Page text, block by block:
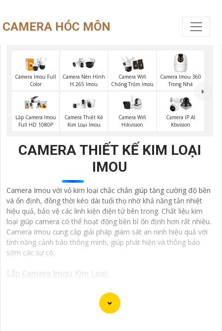
CAMERA HÓC MÔN
Camera Imou Full
Color
Camera Nén Hình
H.265 Imou
Camera Wifi
Chống Trộm Imou
Camera Imou 360
Trong Nhà
Lắp Camera Imou
Full HD 1080P
Camera Thiết Kế
Kim Loại Imou
Camera Wifi
Hikvision
Camera IP AI
Kbvision
CAMERA THIẾT KẾ KIM LOẠI
IMOU
Camera Imou với vỏ kim loại chắc chắn giúp tăng cường độ bền
và ổn định, đồng thời kéo dài tuổi thọ nhờ khả năng tản nhiệt
hiệu quả, bảo vệ các linh kiện điện tử bên trong. Chất liệu kim
loại giúp camera có thể hoạt động bền bỉ ổn định hơn rất nhiều.
Camera Imou cung cấp giải pháp giám sát an ninh hiệu quả với
tính năng cảnh báo thông minh, giúp phát hiện và thông báo
sớm các sự cố.
Lắp Camera Imou Kim Loại:
Camera IP WiFi 5MP IMOU IPC-S3EP-5M0WE-PRO